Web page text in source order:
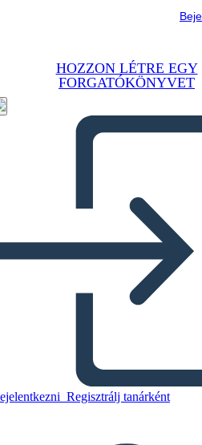
HOZZON LÉTRE EGY
FORGATÓKÖNYVET
Regisztrálj tanárként
di Indagine
a forgatókönyvet